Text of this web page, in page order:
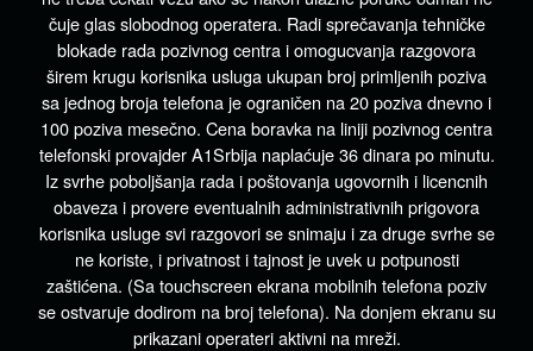
čuje glas slobodnog operatera. Radi sprečavanja tehničke
blokade rada pozivnog centra i omogucvanja razgovora
širem krugu korisnika usluga ukupan broj primljenih poziva
sa jednog broja telefona je ograničen na 20 poziva dnevno i
100 poziva mesečno. Cena boravka na liniji pozivnog centra
telefonski provajder A1Srbija naplaćuje 36 dinara po minutu.
Iz svrhe poboljšanja rada i poštovanja ugovornih i licencnih
obaveza i provere eventualnih administrativnih prigovora
korisnika usluge svi razgovori se snimaju i za druge svrhe se
ne koriste, i privatnost i tajnost je uvek u potpunosti
zaštićena. (Sa touchscreen ekrana mobilnih telefona poziv
se ostvaruje dodirom na broj telefona). Na donjem ekranu su
prikazani operateri aktivni na mreži.